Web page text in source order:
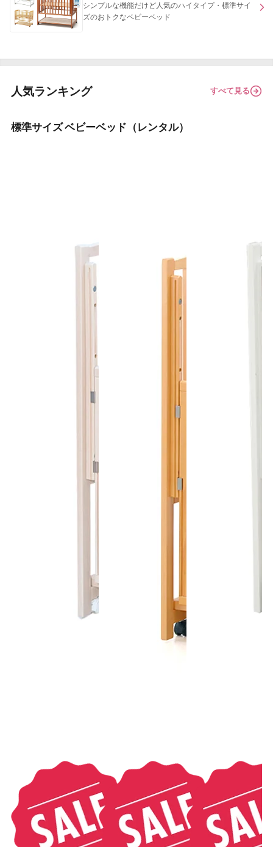
シンプルな機能だけど人気のハイタイプ・標準サイ
ズのおトクなベビーベッド
人気ランキング すべて見る
標準サイズ ベビーベッド（レンタル）